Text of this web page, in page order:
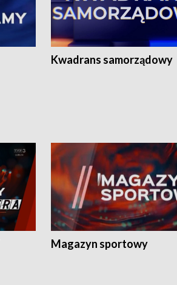
Kwadrans samorządowy
Magazyn sportowy